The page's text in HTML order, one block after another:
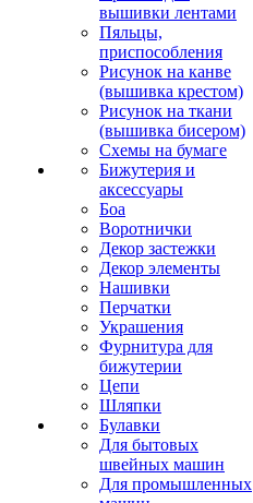
вышивки лентами
Пяльцы,
приспособления
Рисунок на канве
(вышивка крестом)
Рисунок на ткани
(вышивка бисером)
Схемы на бумаге
Бижутерия и
аксессуары
Боа
Воротнички
Декор застежки
Декор элементы
Нашивки
Перчатки
Украшения
Фурнитура для
бижутерии
Цепи
Шляпки
Булавки
Для бытовых
швейных машин
Для промышленных